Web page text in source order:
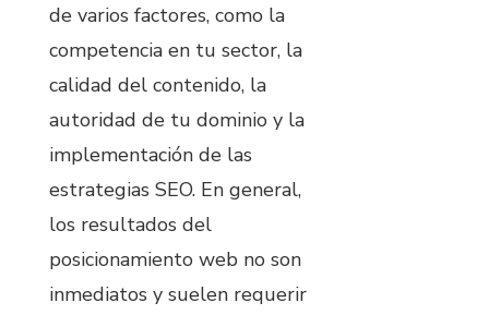
de varios factores, como la
competencia en tu sector, la
calidad del contenido, la
autoridad de tu dominio y la
implementación de las
estrategias SEO. En general,
los resultados del
posicionamiento web no son
inmediatos y suelen requerir